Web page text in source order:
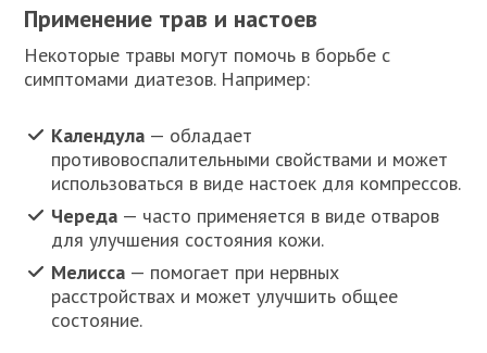
Применение трав и настоев
Некоторые травы могут помочь в борьбе с
симптомами диатезов. Например:
Календула — обладает
противовоспалительными свойствами и может
использоваться в виде настоек для компрессов.
Череда — часто применяется в виде отваров
для улучшения состояния кожи.
Мелисса — помогает при нервных
расстройствах и может улучшить общее
состояние.